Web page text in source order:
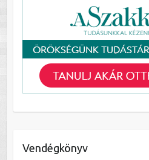
Vendégkönyv